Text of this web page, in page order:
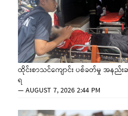
ထိုင်းစာသင်ကျောင်း ပစ်ခတ်မှု အနည်းဆုံ
ရ
—AUGUST 7, 2026 2:44 PM